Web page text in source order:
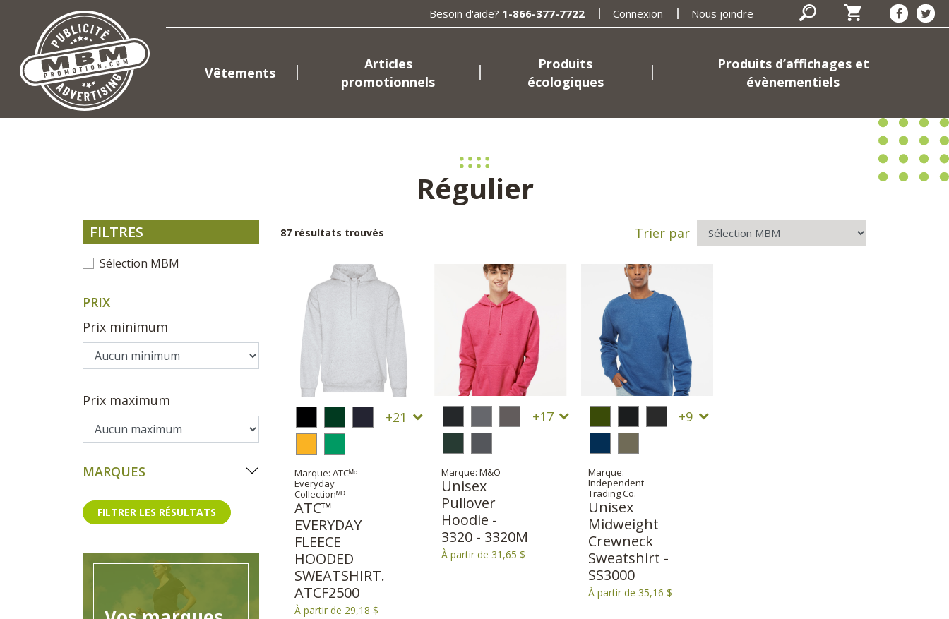
Besoin d'aide? 1-866-377-7722 Connexion Nous joindre
Vêtements
Articles
promotionnels
Produits
écologiques
Produits d’affichages et
évènementiels
Régulier
FILTRES
Sélection MBM
PRIX
Prix minimum
Prix maximum
MARQUES
FILTRER LES RÉSULTATS
87 résultats trouvés Trier par
21
Marque: ATCᴹᶜ
Everyday
Collectionᴹᴰ
ATC™
EVERYDAY
FLEECE
HOODED
SWEATSHIRT.
ATCF2500
À partir de 29,18 $
17
Marque: M&O
Unisex
Pullover
Hoodie -
3320 - 3320M
À partir de 31,65 $
9
Marque:
Independent
Trading Co.
Unisex
Midweight
Crewneck
Sweatshirt -
SS3000
À partir de 35,16 $